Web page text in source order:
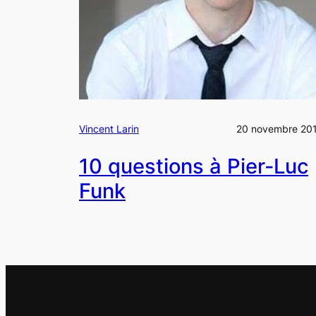
Vincent Larin 20 novembre
10 questions à Pier-Luc
Funk